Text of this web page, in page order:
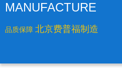
MANUFACTURE
品质保障 北京费普福制造